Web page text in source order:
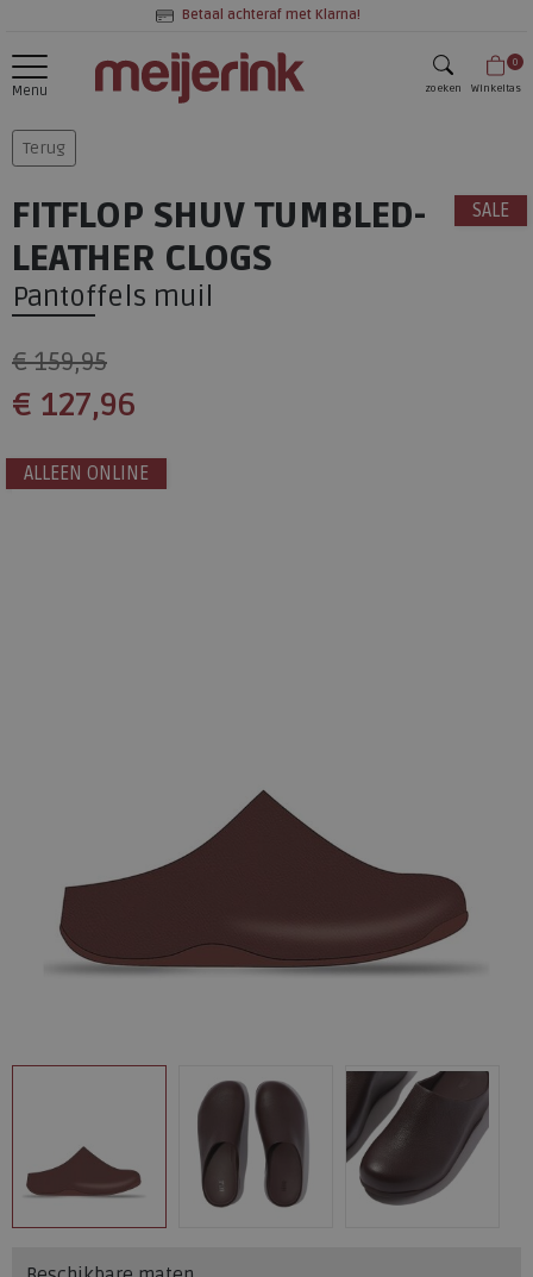
Betaal achteraf met Klarna!
Menu zoeken
0
Winkeltas
Terug
SALE
FITFLOP SHUV TUMBLED-
LEATHER CLOGS
Pantoffels muil
€ 159,95
€ 127,96
ALLEEN ONLINE